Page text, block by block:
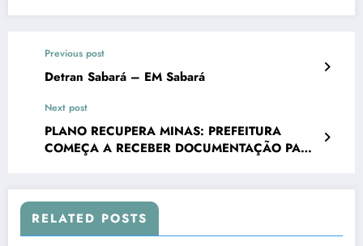
Previous post
Detran Sabará – EM Sabará
Next post
PLANO RECUPERA MINAS: PREFEITURA
COMEÇA A RECEBER DOCUMENTAÇÃO PARA
RELATED POSTS